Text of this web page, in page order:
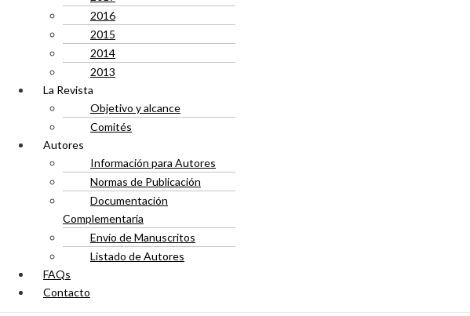
2016
2015
2014
2013
La Revista
Objetivo y alcance
Comités
Autores
Información para Autores
Normas de Publicación
Documentación
Complementaria
Envío de Manuscritos
Listado de Autores
FAQs
Contacto